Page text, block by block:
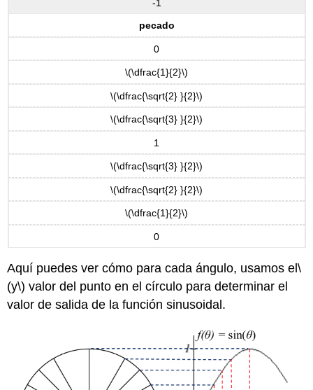
-1
pecado
0
\(\dfrac{1}{2}\)
\(\dfrac{\sqrt{2} }{2}\)
\(\dfrac{\sqrt{3} }{2}\)
1
\(\dfrac{\sqrt{3} }{2}\)
\(\dfrac{\sqrt{2} }{2}\)
\(\dfrac{1}{2}\)
0
Aquí puedes ver cómo para cada ángulo, usamos el\
(y\) valor del punto en el círculo para determinar el
valor de salida de la función sinusoidal.